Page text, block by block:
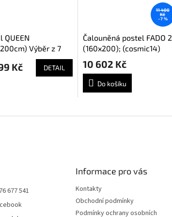
QUEEN
Výběr z 7
Kč DETAIL
11 400
Kč
–7 %
Čalouněná postel FADO 2
(160x200); (cosmic14)
10 602 Kč
Do košíku
677 541
Informace pro vás
Kontakty
Obchodní podmínky
Podmínky ochrany osobních